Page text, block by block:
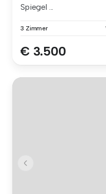
Spiegel ...
3 Zimmer
€ 3.500